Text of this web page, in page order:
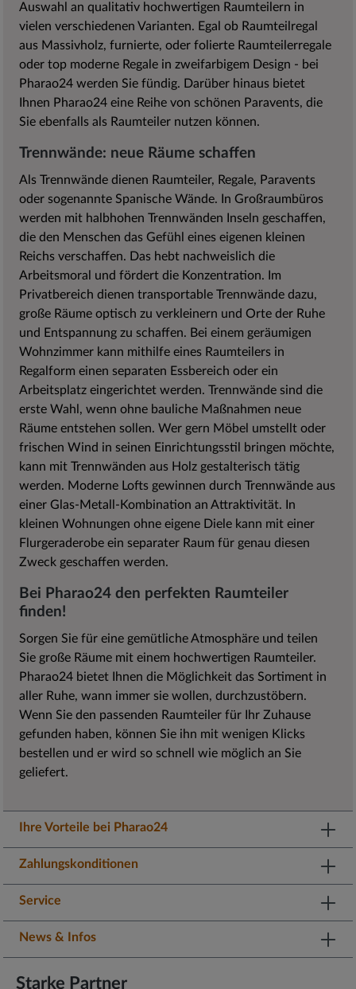
Auswahl an qualitativ hochwertigen Raumteilern in
vielen verschiedenen Varianten. Egal ob Raumteilregal
aus Massivholz, furnierte, oder folierte Raumteilerregale
oder top moderne Regale in zweifarbigem Design - bei
Pharao24 werden Sie fündig. Darüber hinaus bietet
Ihnen Pharao24 eine Reihe von schönen Paravents, die
Sie ebenfalls als Raumteiler nutzen können.
Trennwände: neue Räume schaffen
Als Trennwände dienen Raumteiler, Regale, Paravents
oder sogenannte Spanische Wände. In Großraumbüros
werden mit halbhohen Trennwänden Inseln geschaffen,
die den Menschen das Gefühl eines eigenen kleinen
Reichs verschaffen. Das hebt nachweislich die
Arbeitsmoral und fördert die Konzentration. Im
Privatbereich dienen transportable Trennwände dazu,
große Räume optisch zu verkleinern und Orte der Ruhe
und Entspannung zu schaffen. Bei einem geräumigen
Wohnzimmer kann mithilfe eines Raumteilers in
Regalform einen separaten Essbereich oder ein
Arbeitsplatz eingerichtet werden. Trennwände sind die
erste Wahl, wenn ohne bauliche Maßnahmen neue
Räume entstehen sollen. Wer gern Möbel umstellt oder
frischen Wind in seinen Einrichtungsstil bringen möchte,
kann mit Trennwänden aus Holz gestalterisch tätig
werden. Moderne Lofts gewinnen durch Trennwände aus
einer Glas-Metall-Kombination an Attraktivität. In
kleinen Wohnungen ohne eigene Diele kann mit einer
Flurgeraderobe ein separater Raum für genau diesen
Zweck geschaffen werden.
Bei Pharao24 den perfekten Raumteiler
finden!
Sorgen Sie für eine gemütliche Atmosphäre und teilen
Sie große Räume mit einem hochwertigen Raumteiler.
Pharao24 bietet Ihnen die Möglichkeit das Sortiment in
aller Ruhe, wann immer sie wollen, durchzustöbern.
Wenn Sie den passenden Raumteiler für Ihr Zuhause
gefunden haben, können Sie ihn mit wenigen Klicks
bestellen und er wird so schnell wie möglich an Sie
geliefert.
Ihre Vorteile bei Pharao24
Zahlungskonditionen
Service
News & Infos
Starke Partner